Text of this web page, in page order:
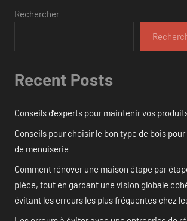
Rechercher
Recent Posts
Conseils d’experts pour maintenir vos
Conseils pour choisir le bon type de bois
de menuiserie
Comment rénover une maison étape par
pièce, tout en gardant une vision globale
évitant les erreurs les plus fréquentes chez